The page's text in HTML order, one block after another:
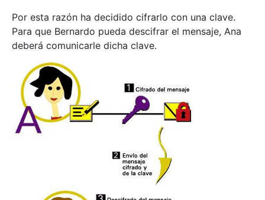
Por esta razón ha decidido cifrarlo con una clave.
Para que Bernardo pueda descifrar el mensaje, Ana
deberá comunicarle dicha clave.